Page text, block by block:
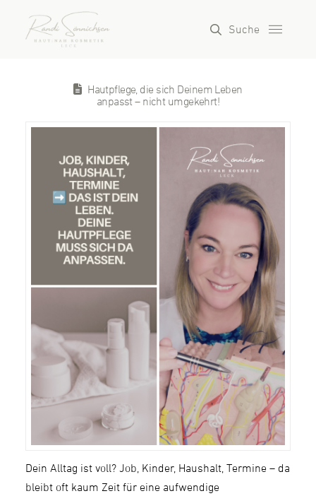
Suche
Hautpflege, die sich Deinem Leben
anpasst – nicht umgekehrt!
Dein Alltag ist voll? Job, Kinder, Haushalt, Termine – da
bleibt oft kaum Zeit für eine aufwendige